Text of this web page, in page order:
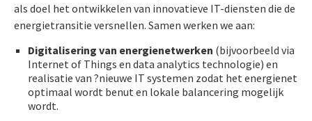
als doel het ontwikkelen van innovatieve IT-diensten die de
energietransitie versnellen. Samen werken we aan:
Digitalisering van energienetwerken (bijvoorbeeld via
Internet of Things en data analytics technologie) en
realisatie van ?nieuwe IT systemen zodat het energienet
optimaal wordt benut en lokale balancering mogelijk
wordt.